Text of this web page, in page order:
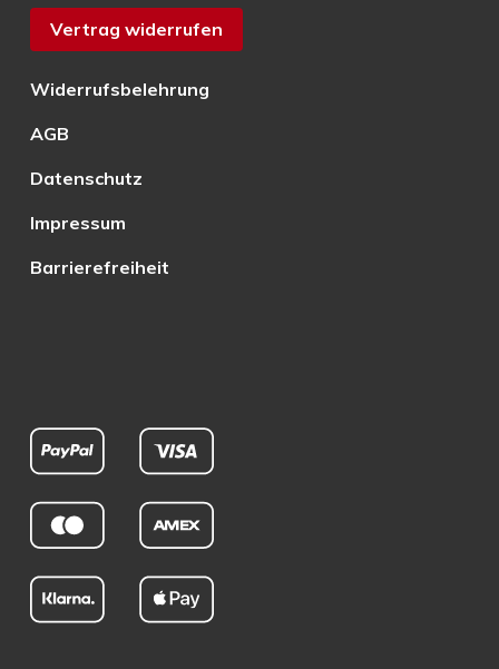
Vertrag widerrufen
Widerrufsbelehrung
AGB
Datenschutz
Impressum
Barrierefreiheit